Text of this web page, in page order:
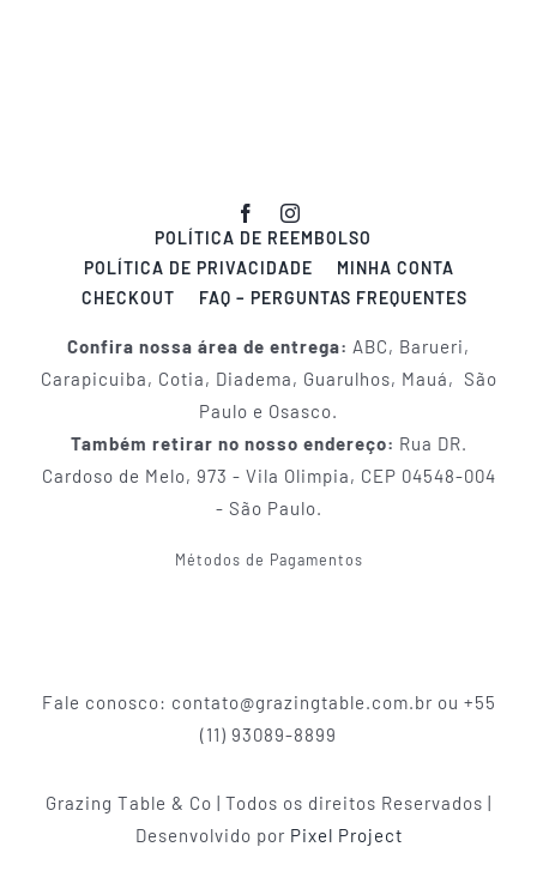
POLÍTICA DE REEMBOLSO
POLÍTICA DE PRIVACIDADE
MINHA CONTA
CHECKOUT
FAQ – PERGUNTAS FREQUENTES
Confira nossa área de entrega: ABC, Barueri,
Carapicuiba, Cotia, Diadema, Guarulhos, Mauá, São
Paulo e Osasco.
Também retirar no nosso endereço: Rua DR.
Cardoso de Melo, 973 - Vila Olimpia, CEP 04548-004
- São Paulo.
Métodos de Pagamentos
Fale conosco: contato@grazingtable.com.br ou +55
(11) 93089-8899
Grazing Table & Co | Todos os direitos Reservados |
Desenvolvido por Pixel Project